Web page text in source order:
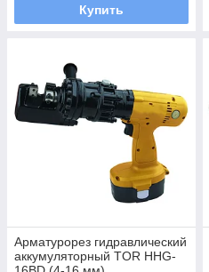
Купить
Арматурорез гидравлический
аккумуляторный TOR HHG-